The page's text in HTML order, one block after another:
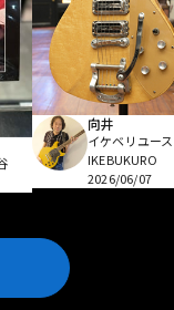
向井
イケベリユース
IKEBUKURO
2026/06/07